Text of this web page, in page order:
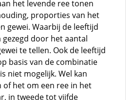
het levende ree tonen
proporties van het
gewei. Waarbij de leeftijd
door het aantal
te tellen. Ook de leeftijd
basis van de combinatie
niet mogelijk. Wel kan
of het om een ree in het
in tweede tot vijfde